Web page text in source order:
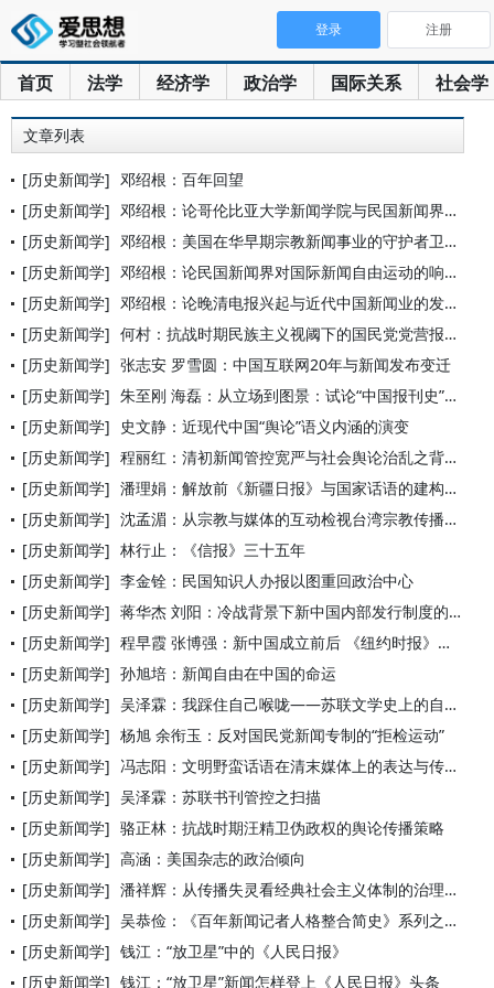
首页 法学 经济学 政治学 国际关系 社会学
登录 注册
文章列表
[历史新闻学] 邓绍根：百年回望
[历史新闻学] 邓绍根：论哥伦比亚大学新闻学院与民国新闻界的交流合作及其影响
[历史新闻学] 邓绍根：美国在华早期宗教新闻事业的守护者卫三畏与《中国丛报》
[历史新闻学] 邓绍根：论民国新闻界对国际新闻自由运动的响应及其影响和结局
[历史新闻学] 邓绍根：论晚清电报兴起与近代中国新闻业的发展
[历史新闻学] 何村：抗战时期民族主义视阈下的国民党党营报纸大众化
[历史新闻学] 张志安 罗雪圆：中国互联网20年与新闻发布变迁
[历史新闻学] 朱至刚 海磊：从立场到图景：试论“中国报刊史”的书写缘起和逻
[历史新闻学]
史文静：近现代中国“舆论”语义内涵的演变
[历史新闻学] 程丽红：清初新闻管控宽严与社会舆论治乱之背离的启示
[历史新闻学] 潘理娟：解放前《新疆日报》与国家话语的建构与变迁
[历史新闻学] 沈孟湄：从宗教与媒体的互动检视台湾宗教传播之发展
[历史新闻学] 林行止：《信报》三十五年
[历史新闻学] 李金铨：民国知识人办报以图重回政治中心
[历史新闻学] 蒋华杰 刘阳：冷战背景下新中国内部发行制度的演变与影响
[历史新闻学] 程早霞 张博强：新中国成立前后 《纽约时报》对中国西藏的报道
[历史新闻学] 孙旭培：新闻自由在中国的命运
[历史新闻学] 吴泽霖：我踩住自己喉咙——苏联文学史上的自我审查
[历史新闻学] 杨旭 余衔玉：反对国民党新闻专制的“拒检运动”
[历史新闻学] 冯志阳：文明野蛮话语在清末媒体上的表达与传播
[历史新闻学] 吴泽霖：苏联书刊管控之扫描
[历史新闻学] 骆正林：抗战时期汪精卫伪政权的舆论传播策略
[历史新闻学] 高涵：美国杂志的政治倾向
[历史新闻学] 潘祥辉：从传播失灵看经典社会主义体制的治理困境
[历史新闻学] 吴恭俭：《百年新闻记者人格整合简史》系列之第二篇：20世纪中
[历史新闻学] 钱江：“放卫星”中的《人民日报》
[历史新闻学] 钱江：“放卫星”新闻怎样登上《人民日报》头条